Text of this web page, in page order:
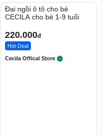
Đai ngồi ô tô cho bé
CECILA cho bé 1-9 tuổi
220.000đ
Hot Deal
Cecila Offical Store